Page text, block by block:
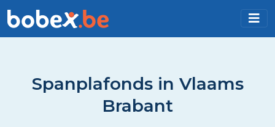
Spanplafonds in Vlaams
Brabant